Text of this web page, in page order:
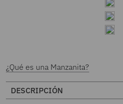
¿Qué es una Manzanita?
DESCRIPCIÓN